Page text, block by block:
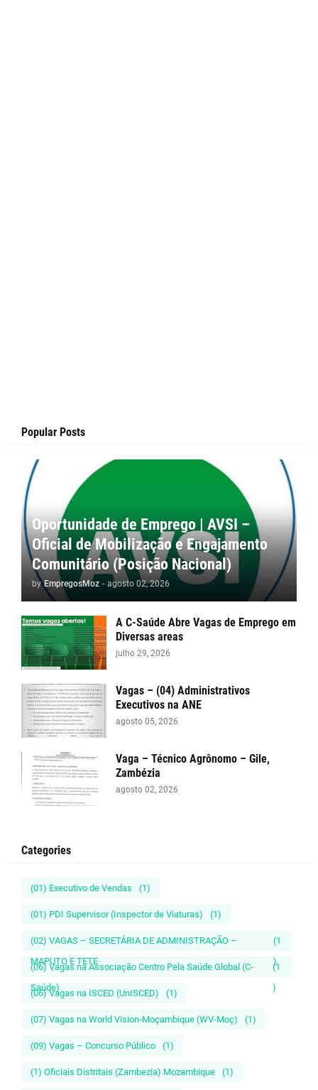
Popular Posts
Oportunidade de Emprego | AVSI –
Oficial de Mobilização e Engajamento
Comunitário (Posição Nacional)
by EmpregosMoz - agosto 02, 2026
A C-Saúde Abre Vagas de Emprego em
Diversas areas
julho 29, 2026
Vagas – (04) Administrativos
Executivos na ANE
agosto 05, 2026
Vaga – Técnico Agrônomo – Gile,
Zambézia
agosto 02, 2026
Categories
(01) Executivo de Vendas (1)
(01) PDI Supervisor (Inspector de Viaturas) (1)
(02) VAGAS – SECRETÁRIA DE ADMINISTRAÇÃO –
MAPUTO E TETE
(1
)
(06) Vagas na Associação Centro Pela Saúde Global (C-
Saúde)
(1
)
(06) Vagas na ISCED (UnISCED) (1)
(07) Vagas na World Vision-Moçambique (WV-Moç) (1)
(09) Vagas – Concurso Público (1)
(1) Oficiais Distritais (Zambezia) Mozambique (1)